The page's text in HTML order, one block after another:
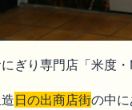
ぎり専門店「米度
日の出商店街の中に